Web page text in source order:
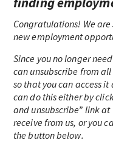
Congratulations! We
new employment
Since you no longer
can unsubscribe from
so that you can access
can do this either by
and unsubscribe” link
receive from us, or you
the button below.